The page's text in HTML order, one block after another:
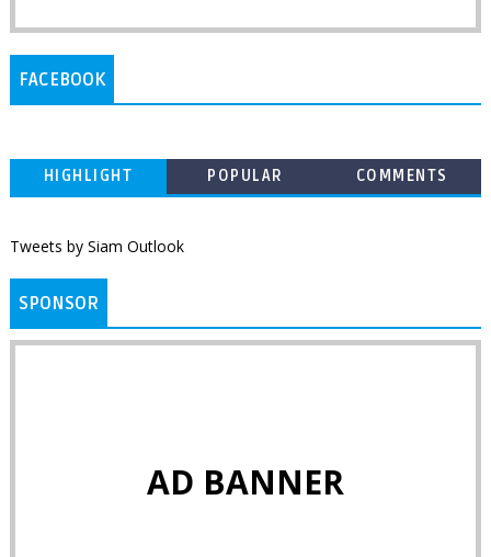
FACEBOOK
HIGHLIGHT POPULAR COMMENTS
Tweets by Siam Outlook
SPONSOR
AD BANNER